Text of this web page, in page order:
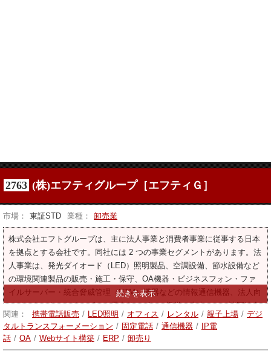
2763 (株)エフティグループ［エフティＧ］
市場： 東証STD 業種： 卸売業
株式会社エフトグループは、主に法人事業と消費者事業に従事する日本
を拠点とする会社です。同社には 2 つの事業セグメントがあります。法
人事業は、発光ダイオード（LED）照明製品、空調設備、節水設備など
の環境関連製品の販売・施工・保守、OA機器・ビジネスフォン・ファ
イルサーバー・統合脅威管理（UTM）機器などの情報通信機器、法人向
けインターネットサービスや電力サービスの提供、東南アジア諸国連合
（asean）においてLED照明や空調設備などの環境関連製品の販売・施
工・保守を行っております。コンシューマ事業は、個人向けインターネ
関連： 携帯電話販売 / LED照明 / オフィス / レンタル / 親子上場 / デジ
タルトランスフォーメーション / 固定電話 / 通信機器 /
IP電
話 / OA / Webサイト構築 / ERP / 卸売り